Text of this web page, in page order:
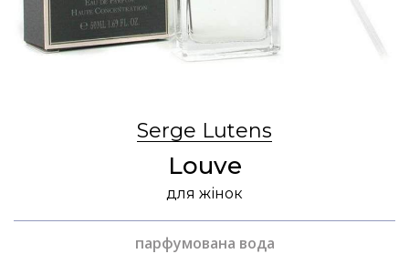
Serge Lutens
Louve
для жінок
парфумована вода